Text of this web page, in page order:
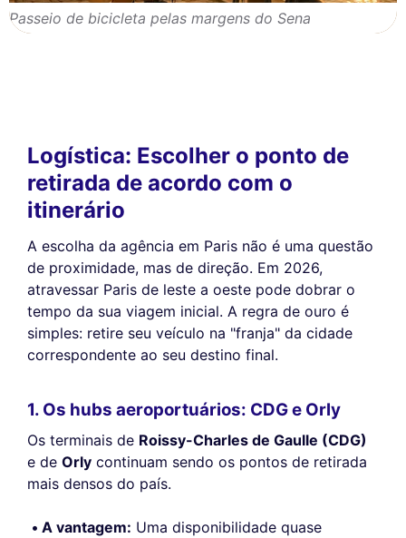
Passeio de bicicleta pelas margens do Sena
Logística: Escolher o ponto de
retirada de acordo com o
itinerário
A escolha da agência em Paris não é uma questão
de proximidade, mas de direção. Em 2026,
atravessar Paris de leste a oeste pode dobrar o
tempo da sua viagem inicial. A regra de ouro é
simples: retire seu veículo na "franja" da cidade
correspondente ao seu destino final.
1. Os hubs aeroportuários: CDG e Orly
Os terminais de Roissy-Charles de Gaulle (CDG)
e de Orly continuam sendo os pontos de retirada
mais densos do país.
A vantagem: Uma disponibilidade quase